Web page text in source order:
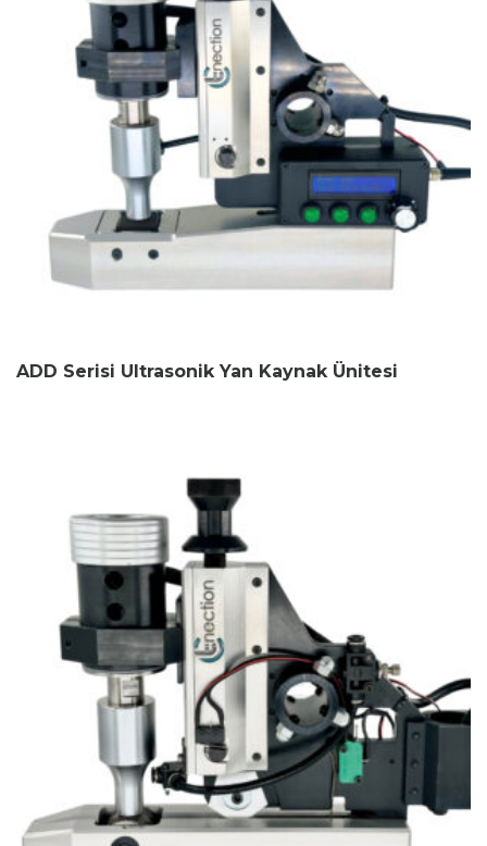
ADD Serisi Ultrasonik Yan Kaynak Ünitesi